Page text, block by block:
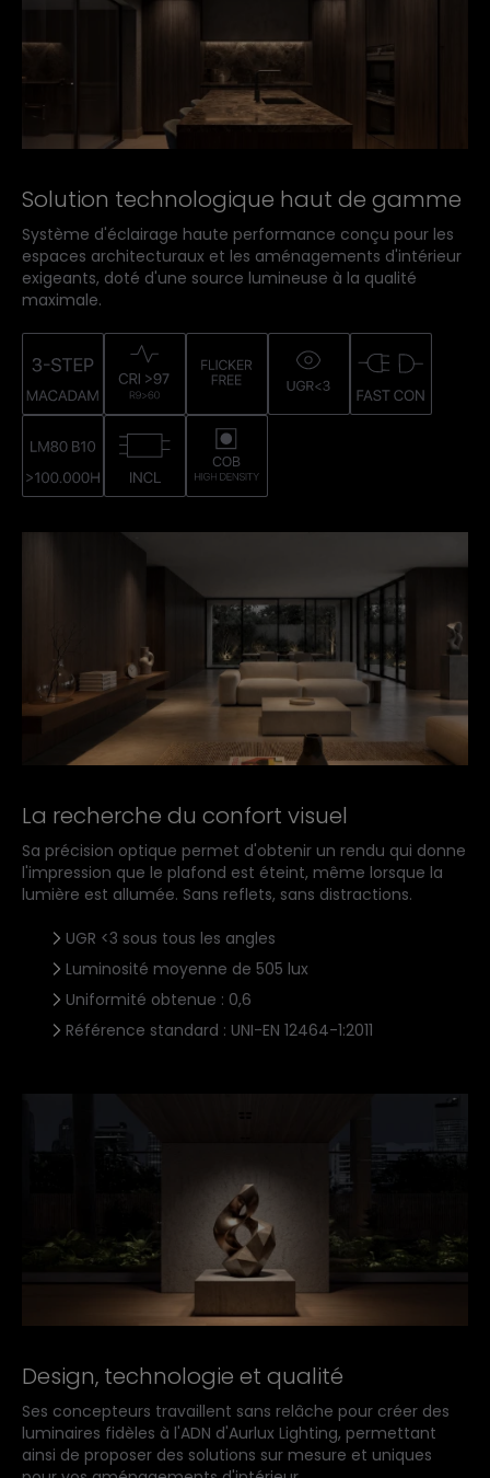
Solution technologique haut de gamme
Système d'éclairage haute performance conçu pour les
espaces architecturaux et les aménagements d'intérieur
exigeants, doté d'une source lumineuse à la qualité
maximale.
La recherche du confort visuel
Sa précision optique permet d'obtenir un rendu qui donne
l'impression que le plafond est éteint, même lorsque la
lumière est allumée. Sans reflets, sans distractions.
UGR <3 sous tous les angles
Luminosité moyenne de 505 lux
Uniformité obtenue : 0,6
Référence standard : UNI-EN 12464-1:2011
Design, technologie et qualité
Ses concepteurs travaillent sans relâche pour créer des
luminaires fidèles à l'ADN d'Aurlux Lighting, permettant
ainsi de proposer des solutions sur mesure et uniques